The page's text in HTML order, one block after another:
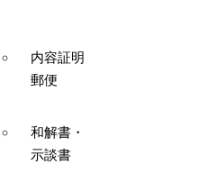
内容証明
郵便
和解書・
示談書